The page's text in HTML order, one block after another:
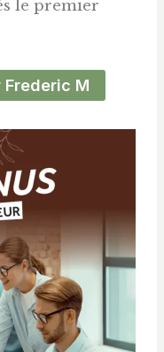
le premier
M